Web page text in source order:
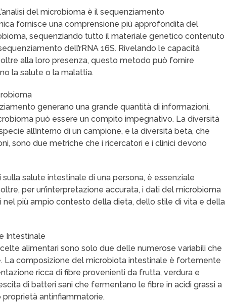
del microbioma è il sequenziamento
fornisce una comprensione più approfondita del
sequenziando tutto il materiale genetico contenuto
dell’rRNA 16S. Rivelando le capacità
alla loro presenza, questo metodo può fornire
la salute o la malattia.
generano una grande quantità di informazioni,
può essere un compito impegnativo. La diversità
all’interno di un campione, e la diversità beta, che
sono due metriche che i ricercatori e i clinici devono
salute intestinale di una persona, è essenziale
per un’interpretazione accurata, i dati del microbioma
più ampio contesto della dieta, dello stile di vita e della
Intestinale
alimentari sono solo due delle numerose variabili che
La composizione del microbiota intestinale è fortemente
ricca di fibre provenienti da frutta, verdura e
di batteri sani che fermentano le fibre in acidi grassi a
proprietà antinfiammatorie.